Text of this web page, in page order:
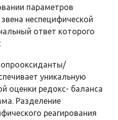
па­раметров
неспецифической
ответ которого
уникальную
оценки редокс- баланса
Разделение
реагирования